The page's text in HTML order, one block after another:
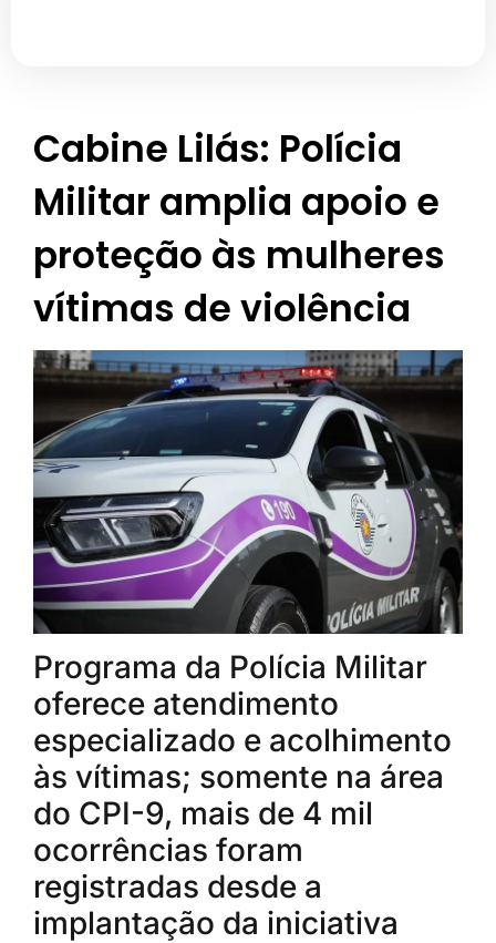
Cabine Lilás: Polícia
Militar amplia apoio e
proteção às mulheres
vítimas de violência
Programa da Polícia Militar
oferece atendimento
especializado e acolhimento
às vítimas; somente na área
do CPI-9, mais de 4 mil
ocorrências foram
registradas desde a
implantação da iniciativa